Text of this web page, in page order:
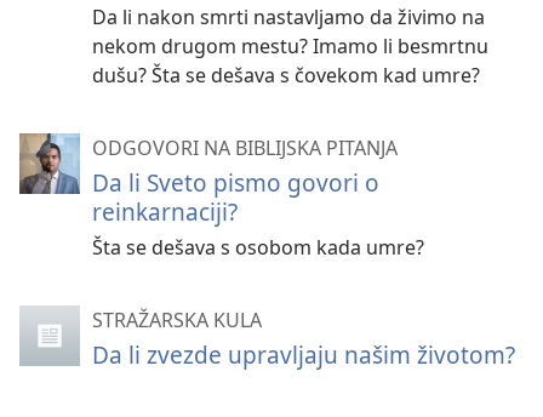
Da li nakon smrti nastavljamo da živimo na
nekom drugom mestu? Imamo li besmrtnu
dušu? Šta se dešava s čovekom kad umre?
ODGOVORI NA BIBLIJSKA PITANJA
Da li Sveto pismo govori o
reinkarnaciji?
Šta se dešava s osobom kada umre?
STRAŽARSKA KULA
Da li zvezde upravljaju našim životom?